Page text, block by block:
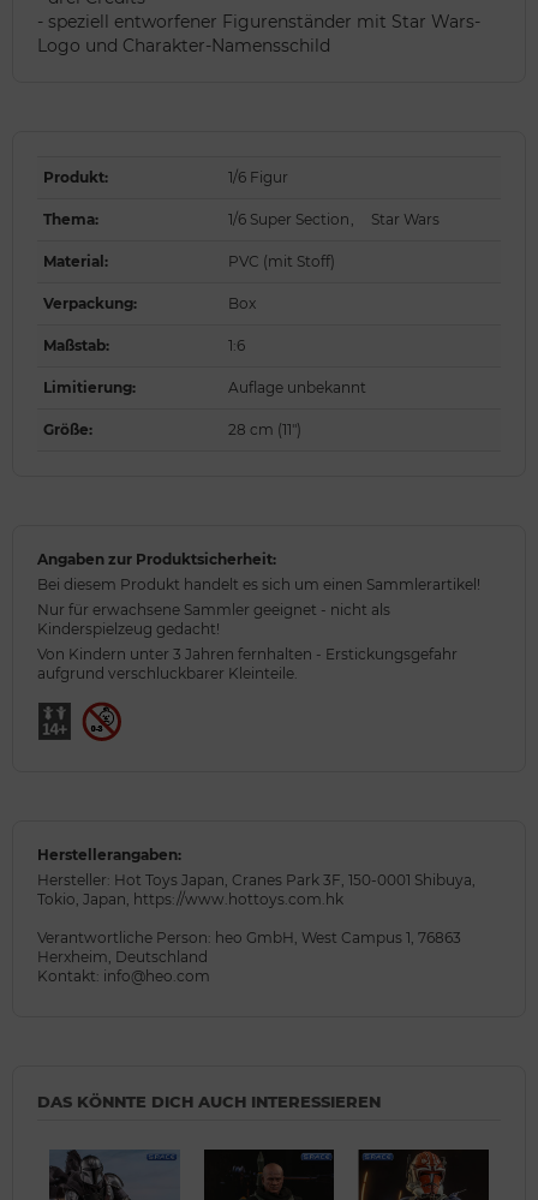
- speziell entworfener Figurenständer mit Star Wars-
Logo und Charakter-Namensschild
Produkt: 1/6 Figur
Thema: 1/6 Super Section Star Wars
Material: PVC (mit Stoff)
Verpackung: Box
Maßstab: 1:6
Limitierung: Auflage unbekannt
Größe: 28 cm (11")
Angaben zur Produktsicherheit:
Bei diesem Produkt handelt es sich um einen Sammlerartikel!
Nur für erwachsene Sammler geeignet - nicht als
Kinderspielzeug gedacht!
Von Kindern unter 3 Jahren fernhalten - Erstickungsgefahr
aufgrund verschluckbarer Kleinteile.
Herstellerangaben:
Hersteller: Hot Toys Japan, Cranes Park 3F, 150-0001 Shibuya,
Tokio, Japan, https://www.hottoys.com.hk
Verantwortliche Person: heo GmbH, West Campus 1, 76863
Herxheim, Deutschland
Kontakt: info@heo.com
DAS KÖNNTE DICH AUCH INTERESSIEREN